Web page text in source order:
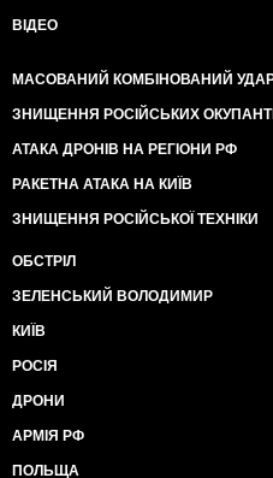
ВІДЕО
МАСОВАНИЙ КОМБІНОВАНИЙ
ЗНИЩЕННЯ РОСІЙСЬКИХ
АТАКА ДРОНІВ НА РЕГІОНИ РФ
РАКЕТНА АТАКА НА КИЇВ
ЗНИЩЕННЯ РОСІЙСЬКОЇ ТЕХНІКИ
ОБСТРІЛ
ЗЕЛЕНСЬКИЙ ВОЛОДИМИР
КИЇВ
РОСІЯ
ДРОНИ
АРМІЯ РФ
ПОЛЬЩА